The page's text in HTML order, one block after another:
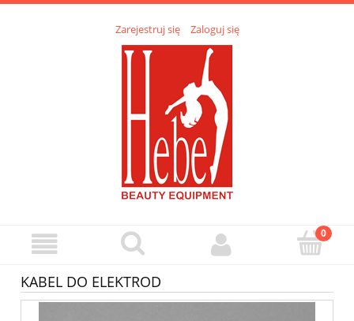
Zarejestruj się Zaloguj się
KABEL DO ELEKTROD